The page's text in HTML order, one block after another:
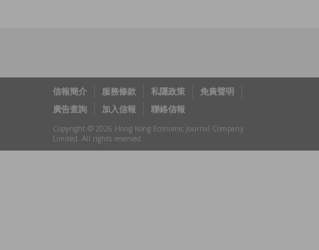
信報簡介 服務條款 私隱政策
免責聲明
廣告查詢
加入信報 聯絡信報
Copyright © 2026 Hong Kong Economic Journal Company
Limited. All rights reserved.